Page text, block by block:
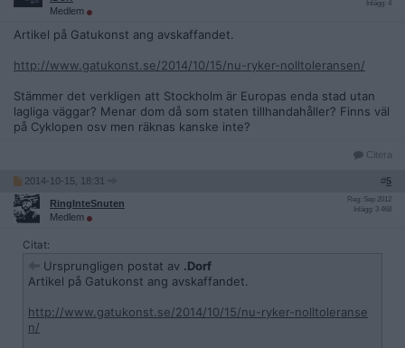
Medlem
Inlägg: 4
Artikel på Gatukonst ang avskaffandet.
http://www.gatukonst.se/2014/10/15/nu-ryker-nolltoleransen/
Stämmer det verkligen att Stockholm är Europas enda stad utan
lagliga väggar? Menar dom då som staten tillhandahåller? Finns väl
på Cyklopen osv men räknas kanske inte?
Citera
2014-10-15, 18:31 #5
RingInteSnuten
Medlem
Reg: Sep 2012
Inlägg: 3 468
Citat:
Ursprungligen postat av .Dorf
Artikel på Gatukonst ang avskaffandet.
http://www.gatukonst.se/2014/10/15/nu-ryker-nolltoleranse
n/